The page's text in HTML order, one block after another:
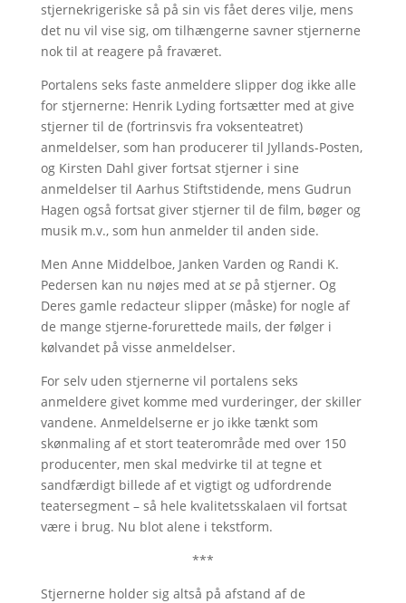
stjernekrigeriske så på sin vis fået deres vilje, mens
det nu vil vise sig, om tilhængerne savner stjernerne
nok til at reagere på fraværet.
Portalens seks faste anmeldere slipper dog ikke alle
for stjernerne: Henrik Lyding fortsætter med at give
stjerner til de (fortrinsvis fra voksenteatret)
anmeldelser, som han producerer til Jyllands-Posten,
og Kirsten Dahl giver fortsat stjerner i sine
anmeldelser til Aarhus Stiftstidende, mens Gudrun
Hagen også fortsat giver stjerner til de film, bøger og
musik m.v., som hun anmelder til anden side.
Men Anne Middelboe, Janken Varden og Randi K.
Pedersen kan nu nøjes med at se på stjerner. Og
Deres gamle redacteur slipper (måske) for nogle af
de mange stjerne-forurettede mails, der følger i
kølvandet på visse anmeldelser.
For selv uden stjernerne vil portalens seks
anmeldere givet komme med vurderinger, der skiller
vandene. Anmeldelserne er jo ikke tænkt som
skønmaling af et stort teaterområde med over 150
producenter, men skal medvirke til at tegne et
sandfærdigt billede af et vigtigt og udfordrende
teatersegment – så hele kvalitetsskalaen vil fortsat
være i brug. Nu blot alene i tekstform.
***
Stjernerne holder sig altså på afstand af de